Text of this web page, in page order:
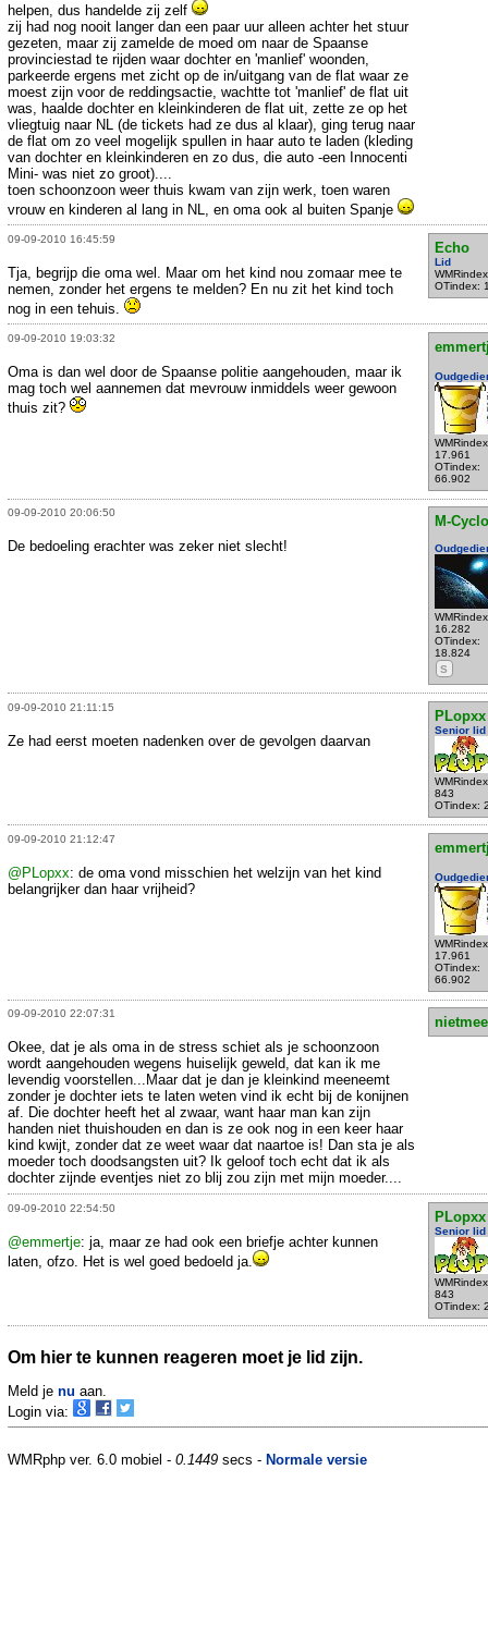
helpen, dus handelde zij zelf
zij had nog nooit langer dan een paar uur alleen achter het stuur
gezeten, maar zij zamelde de moed om naar de Spaanse
provinciestad te rijden waar dochter en 'manlief' woonden,
parkeerde ergens met zicht op de in/uitgang van de flat waar ze
moest zijn voor de reddingsactie, wachtte tot 'manlief' de flat uit
was, haalde dochter en kleinkinderen de flat uit, zette ze op het
vliegtuig naar NL (de tickets had ze dus al klaar), ging terug naar
de flat om zo veel mogelijk spullen in haar auto te laden (kleding
van dochter en kleinkinderen en zo dus, die auto -een Innocenti
Mini- was niet zo groot)....
toen schoonzoon weer thuis kwam van zijn werk, toen waren
vrouw en kinderen al lang in NL, en oma ook al buiten Spanje
09-09-2010 16:45:59
Echo
Lid
OTindex:
Tja, begrijp die oma wel. Maar om het kind nou zomaar mee te
nemen, zonder het ergens te melden? En nu zit het kind toch
nog in een tehuis.
09-09-2010 19:03:32
17.961
OTindex:
66.902
Oma is dan wel door de Spaanse politie aangehouden, maar ik
mag toch wel aannemen dat mevrouw inmiddels weer gewoon
thuis zit?
09-09-2010 20:06:50
M-
16.282
OTindex:
18.824
S
De bedoeling erachter was zeker niet slecht!
09-09-2010 21:11:15
PLopxx
Senior lid
843
OTindex:
Ze had eerst moeten nadenken over de gevolgen daarvan
09-09-2010 21:12:47
17.961
OTindex:
66.902
@PLopxx: de oma vond misschien het welzijn van het kind
belangrijker dan haar vrijheid?
09-09-2010 22:07:31
Okee, dat je als oma in de stress schiet als je schoonzoon
wordt aangehouden wegens huiselijk geweld, dat kan ik me
levendig voorstellen...Maar dat je dan je kleinkind meeneemt
zonder je dochter iets te laten weten vind ik echt bij de konijnen
af. Die dochter heeft het al zwaar, want haar man kan zijn
handen niet thuishouden en dan is ze ook nog in een keer haar
kind kwijt, zonder dat ze weet waar dat naartoe is! Dan sta je als
moeder toch doodsangsten uit? Ik geloof toch echt dat ik als
dochter zijnde eventjes niet zo blij zou zijn met mijn moeder....
09-09-2010 22:54:50
PLopxx
Senior lid
843
OTindex:
@emmertje: ja, maar ze had ook een briefje achter kunnen
laten, ofzo. Het is wel goed bedoeld ja.
Om hier te kunnen reageren moet je lid zijn.
Meld je nu aan.
Login via:
WMRphp ver. 6.0 mobiel - 0.1449 secs - Normale versie